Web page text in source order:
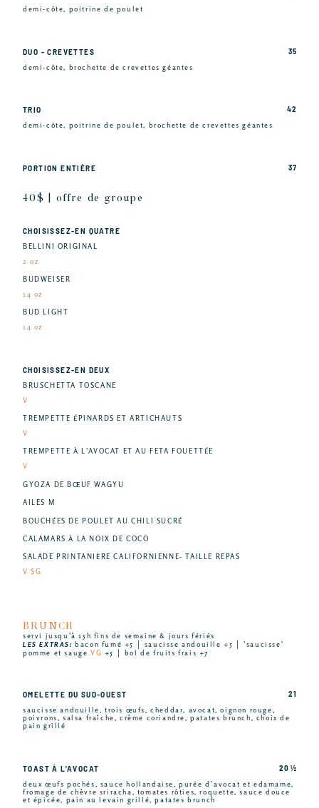
demi-côte, poitrine de poulet
DUO - CREVETTES
demi-côte, brochette de crevettes géantes
35
TRIO
demi-côte, poitrine de poulet, brochette de crevettes géantes
42
PORTION ENTIÈRE 37
40$ | offre de groupe
CHOISISSEZ-EN QUATRE
BELLINI ORIGINAL
2 oz
BUDWEISER
14 oz
BUD LIGHT
14 oz
CHOISISSEZ-EN DEUX
BRUSCHETTA TOSCANE
V
TREMPETTE ÉPINARDS ET ARTICHAUTS
V
TREMPETTE À L'AVOCAT ET AU FETA FOUETTÉE
V
GYOZA DE BŒUF WAGYU
AILES M
BOUCHÉES DE POULET AU CHILI SUCRÉ
CALAMARS À LA NOIX DE COCO
SALADE PRINTANIÈRE CALIFORNIENNE- TAILLE REPAS
V SG
BRUNCH
servi jusqu'à 15h fins de semaine & jours fériés
LES EXTRAS:bacon fumé +5 │ saucisse andouille +5 │ 'saucisse'
pomme et sauge VG +5 │ bol de fruits frais +7
OMELETTE DU SUD-OUEST
saucisse andouille, trois œufs, cheddar, avocat, oignon rouge,
poivrons, salsa fraîche, crème coriandre, patates brunch, choix de
pain grillé
21
TOAST À L'AVOCAT
deux œufs pochés, sauce hollandaise, purée d’avocat et edamame,
fromage de chèvre sriracha, tomates rôties, roquette, sauce douce
et épicée, pain au levain grillé, patates brunch
20 ½